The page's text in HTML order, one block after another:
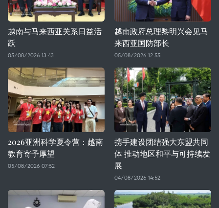
越南与马来西亚关系日益活
跃
05/08/2026 13:43
越南政府总理黎明兴会见马
来西亚国防部长
05/08/2026 12:55
2026亚洲科学夏令营：越南
教育寄予厚望
05/08/2026 07:52
携手建设团结强大东盟共同
体 推动地区和平与可持续发
展
04/08/2026 14:52